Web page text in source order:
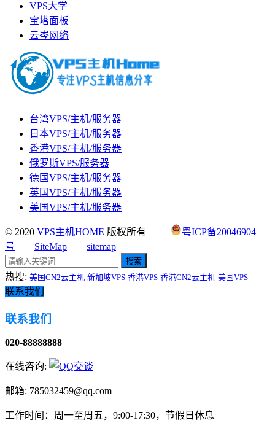
VPS大学
宝塔面板
云岑网络
台湾VPS/主机/服务器
日本VPS/主机/服务器
香港VPS/主机/服务器
俄罗斯VPS/服务器
德国VPS/主机/服务器
英国VPS/主机/服务器
美国VPS/主机/服务器
© 2020 VPS主机HOME 版权所有
粤ICP备20046904
号
SiteMap sitemap
搜索
热搜: 美国CN2云主机 新加坡VPS 香港VPS 香港CN2云主机 美国VPS
联系我们
联系我们
020-88888888
在线咨询:
邮箱: 785032459@qq.com
工作时间：周一至周五，9:00-17:30，节假日休息